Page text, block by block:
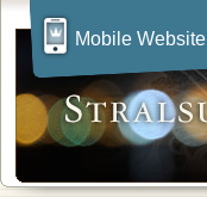
Mobile Website